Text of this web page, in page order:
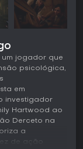
um jogador que
psicológica,
em
investigador
Hartwood ao
Derceto na
a
de ação